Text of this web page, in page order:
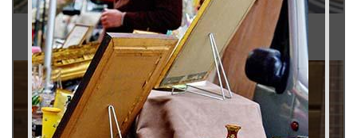
Brocanteur 79